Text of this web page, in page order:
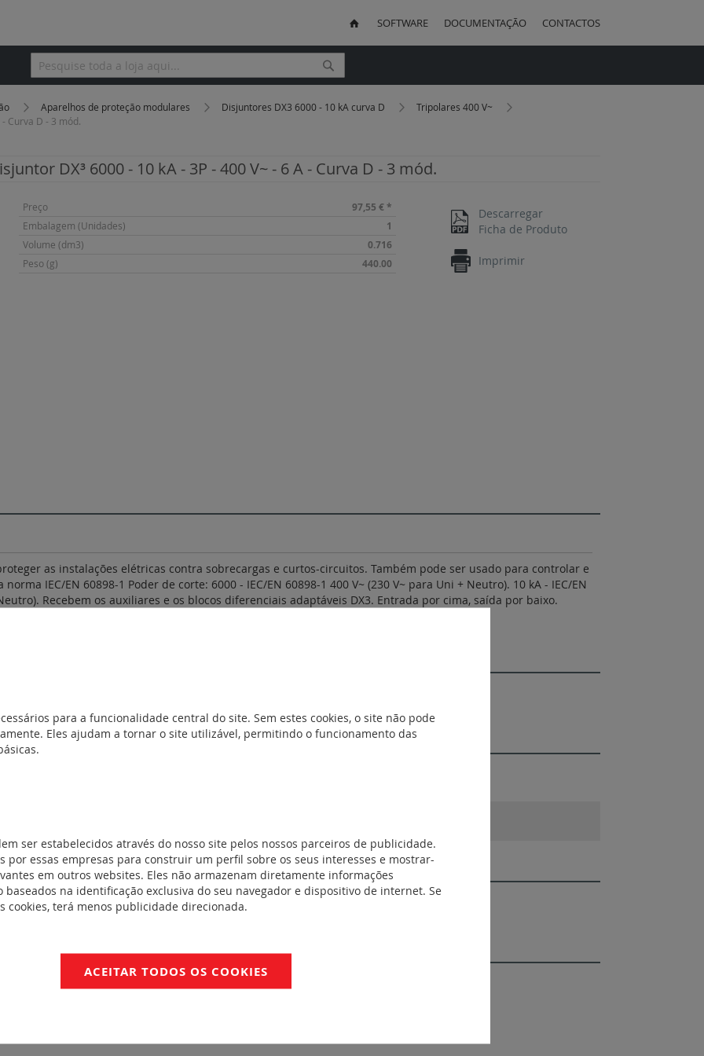
SOFTWARE DOCUMENTAÇÃO CONTACTOS
Pesquisa Pesquisa
Aparelhos de proteção modulares Disjuntores DX3 6000 - 10 kA curva D
Tripolares 400 V~
Curva D - 3 mód.
DX³ 6000 - 10 kA - 3P - 400 V~ - 6 A - Curva D - 3 mód.
Mais
informação
Preço 97,55 € *
Embalagem (Unidades) 1
Volume (dm3) 0.716
Peso (g) 440.00
Descarregar
Ficha de Produto
Imprimir
as instalações elétricas contra sobrecargas e curtos-circuitos. Também pode ser usado para controlar e
IEC/EN 60898-1 Poder de corte: 6000 - IEC/EN 60898-1 400 V~ (230 V~ para Uni + Neutro). 10 kA - IEC/EN
Recebem os auxiliares e os blocos diferenciais adaptáveis DX3. Entrada por cima, saída por baixo.
para a funcionalidade central do site. Sem estes cookies, o site não pode
Eles ajudam a tornar o site utilizável, permitindo o funcionamento das
ser estabelecidos através do nosso site pelos nossos parceiros de publicidade.
por essas empresas para construir um perfil sobre os seus interesses e mostrar-
em outros websites. Eles não armazenam diretamente informações
baseados na identificação exclusiva do seu navegador e dispositivo de internet. Se
cookies, terá menos publicidade direcionada.
ACEITAR TODOS OS COOKIES